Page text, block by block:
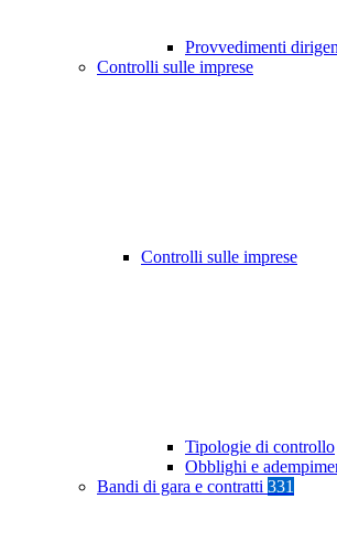
Provvedimenti
Controlli sulle imprese
Controlli sulle imprese
Tipologie di controllo
Obblighi e
Bandi di gara e contratti 331